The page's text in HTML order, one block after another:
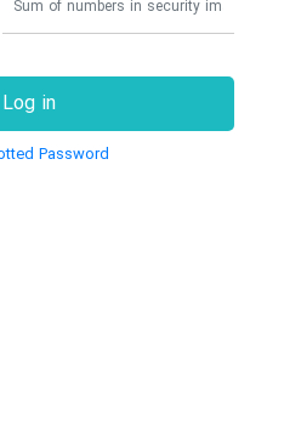
Log in
Password ?